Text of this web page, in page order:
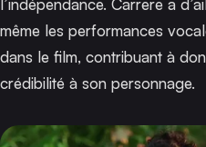
même les performances
dans le film, contribuant à
crédibilité à son personnage.